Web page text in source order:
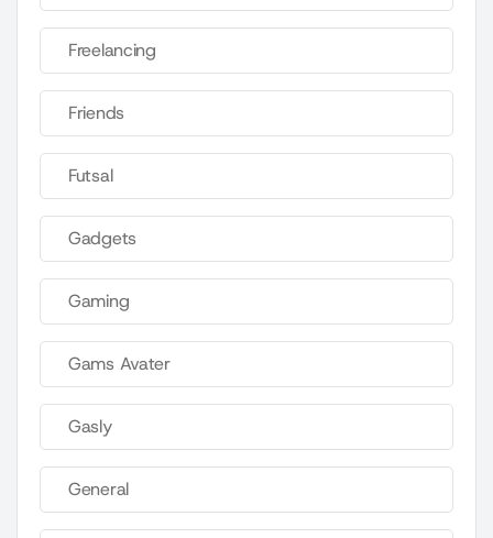
Freelancing
Friends
Futsal
Gadgets
Gaming
Gams Avater
Gasly
General